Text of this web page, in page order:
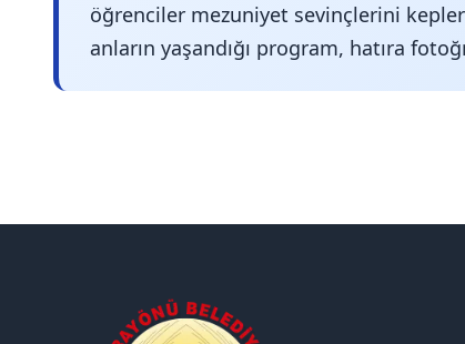
öğrenciler mezuniyet sevinçlerini
anların yaşandığı program, hatıra